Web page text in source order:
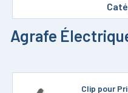
Agrafe
Clip pour